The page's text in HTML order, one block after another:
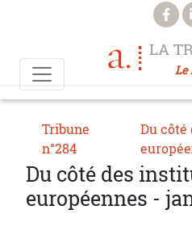
Aller au contenu principal
LA
Le
Tribune
n°284
Du
Du côté des
européennes -